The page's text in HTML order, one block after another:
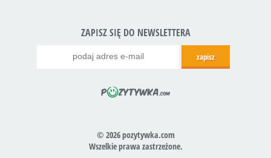
ZAPISZ SIĘ DO NEWSLETTERA
© 2026 pozytywka.com
Wszelkie prawa zastrzeżone.